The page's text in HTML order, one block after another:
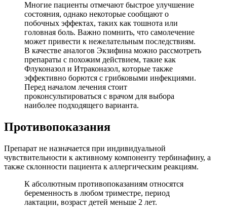
Многие пациенты отмечают быстрое улучшение
состояния, однако некоторые сообщают о
побочных эффектах, таких как тошнота или
головная боль. Важно помнить, что самолечение
может привести к нежелательным последствиям.
В качестве аналогов Экзифина можно рассмотреть
препараты с похожим действием, такие как
Флуконазол и Итраконазол, которые также
эффективно борются с грибковыми инфекциями.
Перед началом лечения стоит
проконсультироваться с врачом для выбора
наиболее подходящего варианта.
Противопоказания
Препарат не назначается при индивидуальной
чувствительности к активному компоненту тербинафину, а
также склонности пациента к аллергическим реакциям.
К абсолютным противопоказаниям относятся
беременность в любом триместре, период
лактации, возраст детей меньше 2 лет.